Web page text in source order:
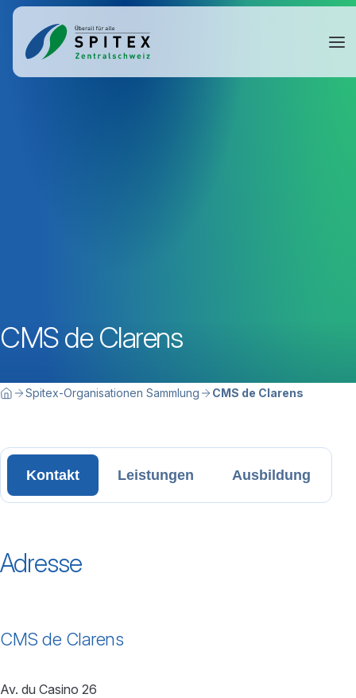
CMS de Clarens
Breadcrumbnavigation
Sie befinden sich hier:
HomeSpitex-Organisationen Sammlung CMS de Clarens
Kontakt Leistungen Ausbildung
Adresse
CMS de Clarens
Av. du Casino 26